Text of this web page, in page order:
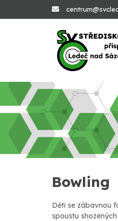
Bowling
Děti se zábavnou
spoustu